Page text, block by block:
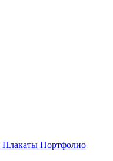
Плакаты Портфолио